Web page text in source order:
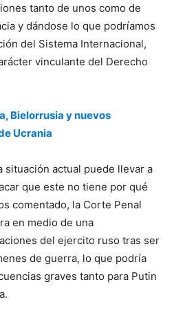
tanto de unos como de
y dándose lo que podríamos
del Sistema Internacional,
vinculante del Derecho
Bielorrusia y nuevos
Ucrania
situación actual puede llevar a
que este no tiene por qué
comentado, la Corte Penal
en medio de una
del ejercito ruso tras ser
de guerra, lo que podría
graves tanto para Putin